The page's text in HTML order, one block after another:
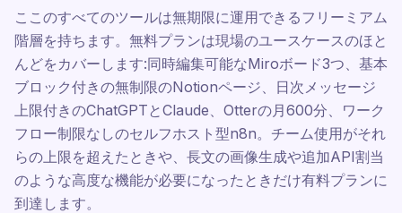
ここのすべてのツールは無期限に運用できるフリーミアム
階層を持ちます。無料プランは現場のユースケースのほと
んどをカバーします:同時編集可能なMiroボード3つ、基本
ブロック付きの無制限のNotionページ、日次メッセージ
上限付きのChatGPTとClaude、Otterの月600分、ワーク
フロー制限なしのセルフホスト型n8n。チーム使用がそれ
らの上限を超えたときや、長文の画像生成や追加API割当
のような高度な機能が必要になったときだけ有料プランに
到達します。